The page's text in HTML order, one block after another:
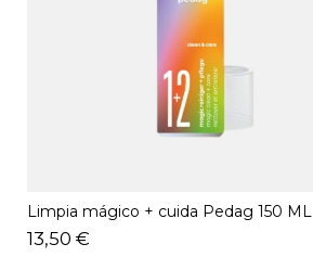
Limpia mágico + cuida Pedag 150 ML
13,50 €